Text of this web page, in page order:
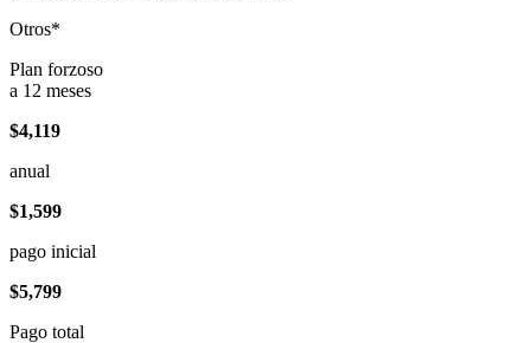
Otros*
Plan forzoso
a 12 meses
$4,119
anual
$1,599
pago inicial
$5,799
Pago total